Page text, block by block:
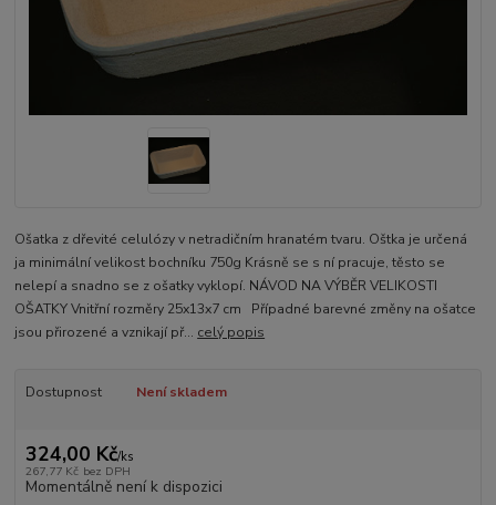
Ošatka z dřevité celulózy v netradičním hranatém tvaru. Oštka je určená
ja minimální velikost bochníku 750g Krásně se s ní pracuje, těsto se
nelepí a snadno se z ošatky vyklopí. NÁVOD NA VÝBĚR VELIKOSTI
OŠATKY Vnitřní rozměry 25x13x7 cm Případné barevné změny na ošatce
jsou přirozené a vznikají př... celý popis
Dostupnost Není skladem
324,00 Kč/ks
267,77 Kč bez DPH
Momentálně není k dispozici